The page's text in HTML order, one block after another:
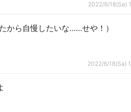
2022/6/18(Sa)
から自慢したいな……せや！）
2022/6/18(Sa)